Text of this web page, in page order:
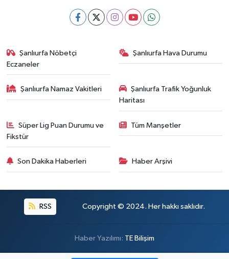
Şanlıurfa Nöbetçi
Eczaneler
Şanlıurfa Hava Durumu
Şanlıurfa Namaz Vakitleri
Şanlıurfa Trafik Yoğunluk
Haritası
Süper Lig Puan Durumu ve
Fikstür
Tüm Manşetler
Son Dakika Haberleri Haber Arşivi
RSS Copyright © 2024. Her hakkı saklıdır.
Haber Yazılımı: TE Bilişim